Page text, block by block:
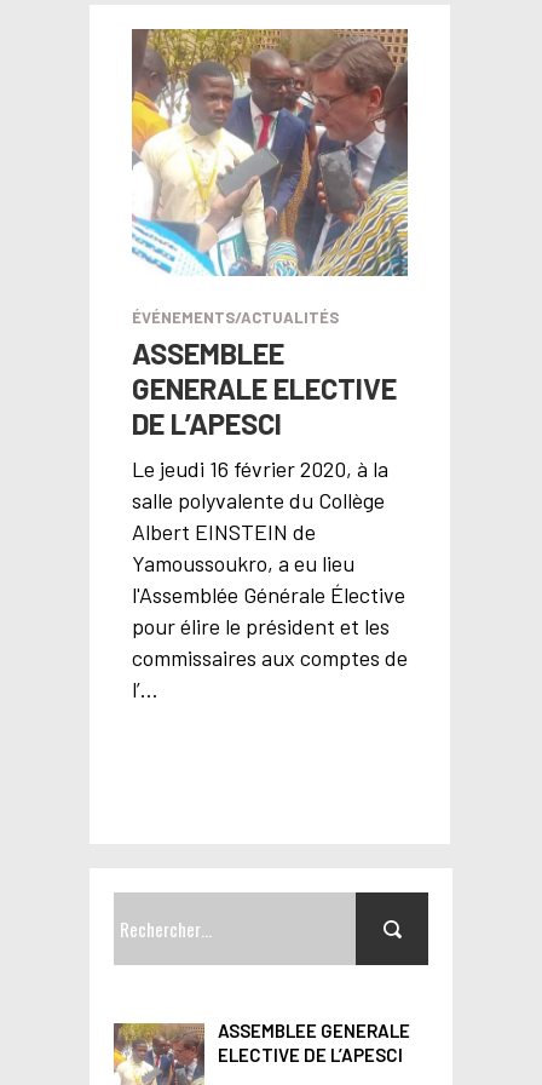
ÉVÉNEMENTS/ACTUALITÉS
ASSEMBLEE
GENERALE ELECTIVE
DE L’APESCI
Le jeudi 16 février 2020, à la
salle polyvalente du Collège
Albert EINSTEIN de
Yamoussoukro, a eu lieu
l'Assemblée Générale Élective
pour élire le président et les
commissaires aux comptes de
l’…
h
e
ASSEMBLEE GENERALE
ELECTIVE DE L’APESCI